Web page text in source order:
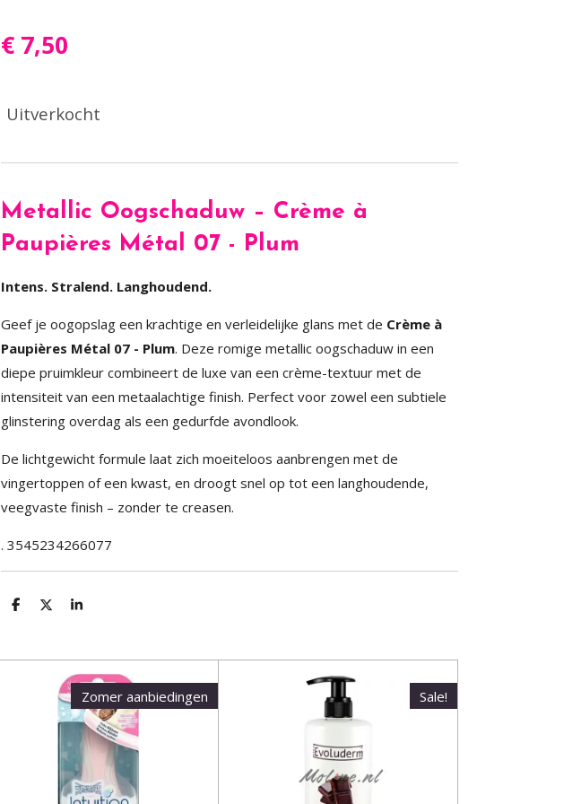
€ 7,50
Uitverkocht
Metallic Oogschaduw – Crème à
Paupières Métal 07 - Plum
Intens. Stralend. Langhoudend.
Geef je oogopslag een krachtige en verleidelijke glans met de Crème à
Paupières Métal 07 - Plum. Deze romige metallic oogschaduw in een
diepe pruimkleur combineert de luxe van een crème-textuur met de
intensiteit van een metaalachtige finish. Perfect voor zowel een subtiele
glinstering overdag als een gedurfde avondlook.
De lichtgewicht formule laat zich moeiteloos aanbrengen met de
vingertoppen of een kwast, en droogt snel op tot een langhoudende,
veegvaste finish – zonder te creasen.
. 3545234266077
D
n
D
S
e
Zomer aanbiedingen Sale!